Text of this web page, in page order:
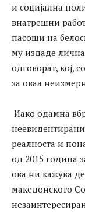
и социјална
внатрешни
пасоши на
му издаде
одговорат, кој,
за оваа
Иако одамна
реалноста и
од 2015 година
ова ни кажува
македонското